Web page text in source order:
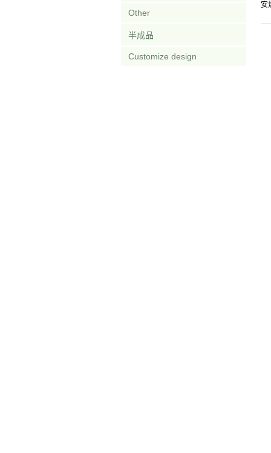
Other
半成品
Customize design
安